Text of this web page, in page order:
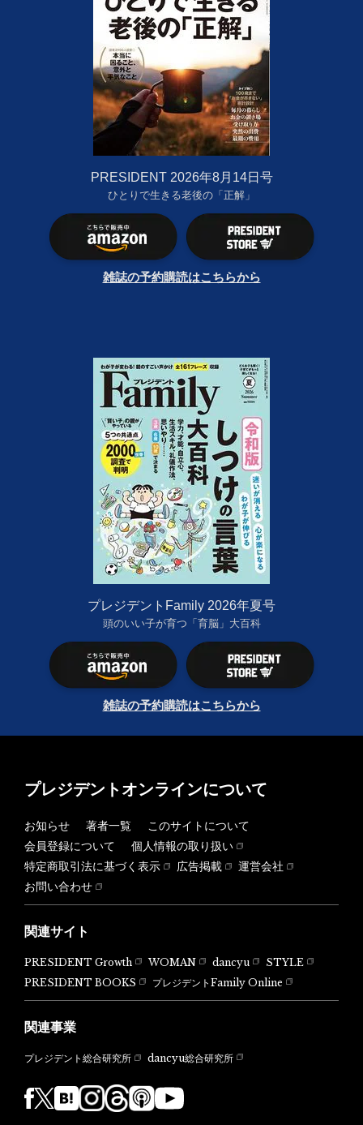
PRESIDENT 2026年8月14日号
ひとりで生きる老後の「正解」
雑誌の予約購読はこちらから
プレジデントFamily 2026年夏号
頭のいい子が育つ「育脳」大百科
雑誌の予約購読はこちらから
プレジデントオンラインについて
お知らせ 著者一覧
このサイトについて
会員登録について
個人情報の取り扱い
特定商取引法に基づく表示
広告掲載
運営会社
お問い合わせ
関連サイト
PRESIDENT Growth WOMAN dancyu
STYLE
PRESIDENT BOOKS
プレジデントFamily Online
関連事業
プレジデント総合研究所 dancyu総合研究所